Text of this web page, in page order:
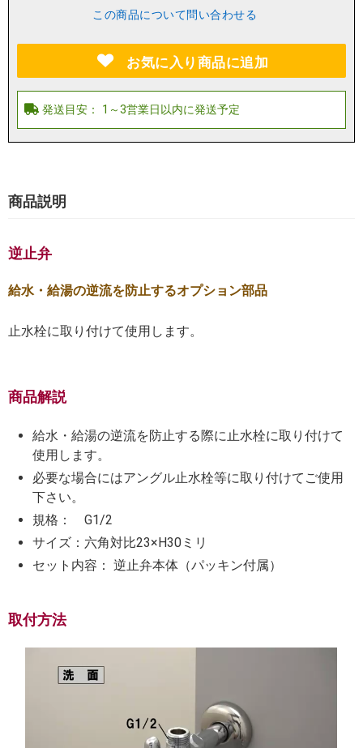
この商品について問い合わせる
お気に入り商品に追加
商品説明
逆止弁
給水・給湯の逆流を防止するオプション部品
止水栓に取り付けて使用します。
商品解説
給水・給湯の逆流を防止する際に止水栓に取り付けて
使用します。
必要な場合にはアングル止水栓等に取り付けてご使用
下さい。
規格： G1/2
サイズ：六角対比23×H30ミリ
セット内容： 逆止弁本体（パッキン付属）
取付方法